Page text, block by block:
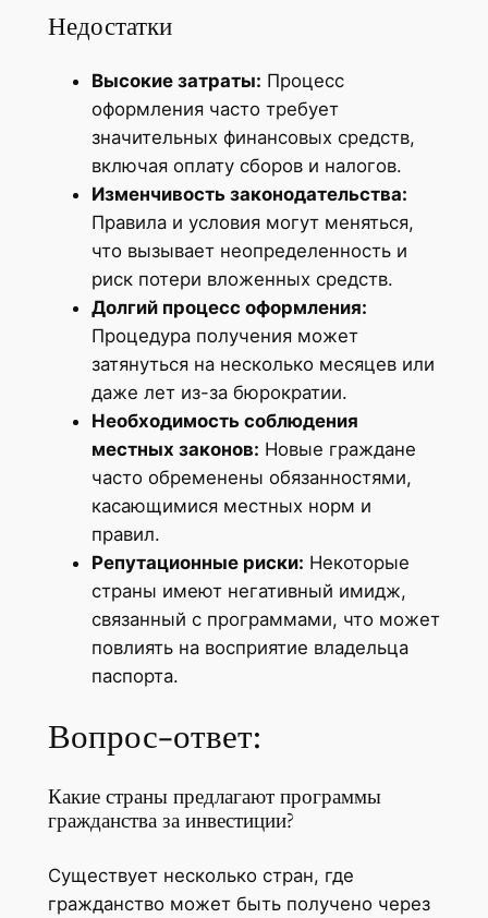
Недостатки
Высокие затраты: Процесс
оформления часто требует
значительных финансовых средств,
включая оплату сборов и налогов.
Изменчивость законодательства:
Правила и условия могут меняться,
что вызывает неопределенность и
риск потери вложенных средств.
Долгий процесс оформления:
Процедура получения может
затянуться на несколько месяцев или
даже лет из-за бюрократии.
Необходимость соблюдения
местных законов: Новые граждане
часто обременены обязанностями,
касающимися местных норм и
правил.
Репутационные риски: Некоторые
страны имеют негативный имидж,
связанный с программами, что может
повлиять на восприятие владельца
паспорта.
Вопрос-ответ:
Какие страны предлагают программы
гражданства за инвестиции?
Существует несколько стран, где
гражданство может быть получено через